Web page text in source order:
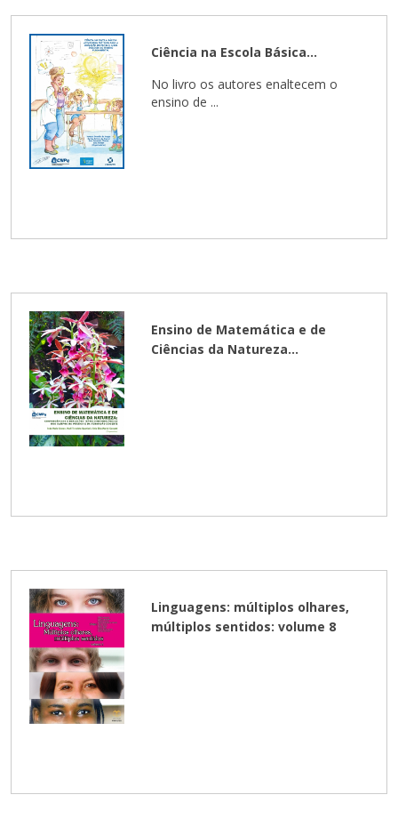
Ciência na Escola Básica...
No livro os autores enaltecem o
ensino de ...
Ensino de Matemática e de
Ciências da Natureza...
Linguagens: múltiplos olhares,
múltiplos sentidos: volume 8